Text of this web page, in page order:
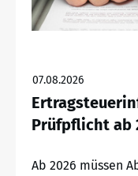
07.08.2026
Prüfpflicht ab
Ab 2026 müssen